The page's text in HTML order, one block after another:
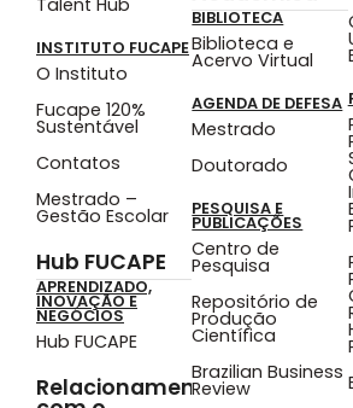
INSTITUTO FUCAPE
O Instituto
Fucape 120%
Sustentável
Contatos
Mestrado –
Gestão Escolar
Hub FUCAPE
APRENDIZADO,
INOVAÇÃO E
NEGÓCIOS
Hub FUCAPE
Relacionamento
BIBLIOTECA
Biblioteca e
Acervo Virtual
AGENDA DE DEFESA
Mestrado
Doutorado
PESQUISA E
PUBLICAÇÕES
Centro de
Pesquisa
Repositório de
Produção
Científica
Brazilian Business
Review